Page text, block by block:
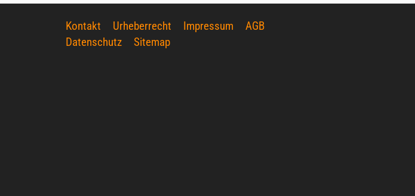
Kontakt Urheberrecht Impressum
AGB
Datenschutz
Sitemap